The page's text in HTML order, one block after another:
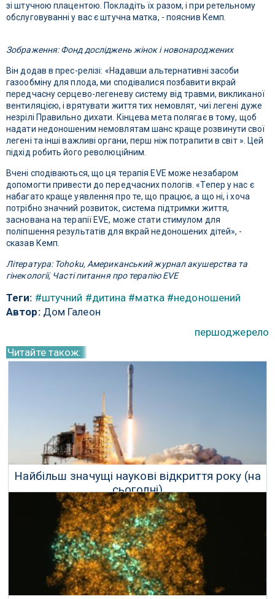
зі штучною плацентою. Покладіть їх разом, і при ретельному
обслуговуванні у вас є штучна матка, - пояснив Кемп.
Зображення: Фонд досліджень жінок і новонароджених
Він додав в прес-релізі: «Надавши альтернативні засоби
газообміну для плода, ми сподівалися позбавити вкрай
передчасну серцево-легеневу систему від травми, викликаної
вентиляцією, і врятувати життя тих немовлят, чиї легені дуже
незрілі Правильно дихати. Кінцева мета полягає в тому, щоб
надати недоношеним немовлятам шанс краще розвинути свої
легені та інші важливі органи, перш ніж потрапити в світ ». Цей
підхід робить його революційним.
Вчені сподіваються, що ця терапія EVE може незабаром
допомогти привести до передчасних пологів. «Тепер у нас є
набагато краще уявлення про те, що працює, а що ні, і хоча
потрібно значний розвиток, система підтримки життя,
заснована на терапії EVE, може стати стимулом для
поліпшення результатів для вкрай недоношених дітей», -
сказав Кемп.
Література: Tohoku, Американський журнал акушерства та
гінекології, Часті питання про терапію EVE
Теги: #штучний #дитина #матка #недоношений
Автор:Дом Галеон
першоджерело
Читайте також:
Найбільш значущі наукові відкриття року (на
сьогодні)
20 Серпня 2017 р.